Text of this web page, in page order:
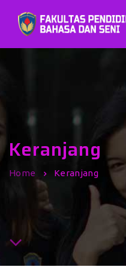
Keranjang
Home Keranjang